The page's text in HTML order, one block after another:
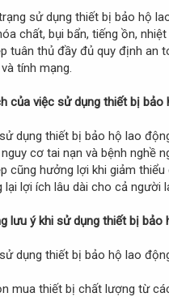
sử dụng thiết bị bảo hộ
chất, bụi bẩn, tiếng ồn, nhiệt
tuân thủ đầy đủ quy định an
tính mạng.
của việc sử dụng thiết bị bảo
dụng thiết bị bảo hộ lao
cơ tai nạn và bệnh nghề
cũng hưởng lợi khi giảm
lại lợi ích lâu dài cho cả người
lưu ý khi sử dụng thiết bị bảo
dụng thiết bị bảo hộ lao
mua thiết bị chất lượng từ